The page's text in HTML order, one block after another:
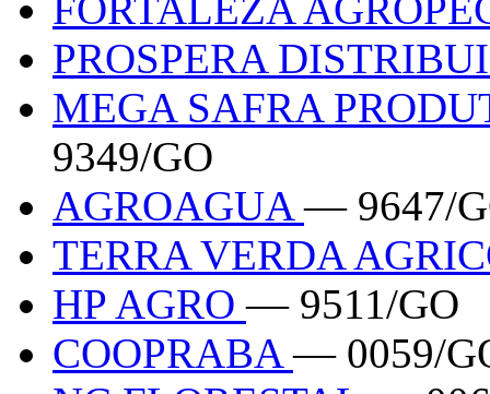
PROSPERA
MEGA SAFRA
9349/GO
AGROAGUA— 9647/
TERRA VERDA
HP AGRO— 9511/GO
COOPRABA— 0059/